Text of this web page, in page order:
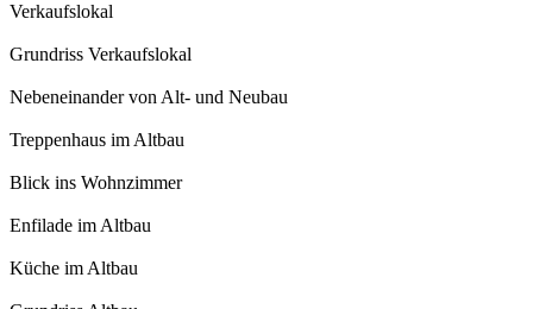
Verkaufslokal
Grundriss Verkaufslokal
Nebeneinander von Alt- und Neubau
Treppenhaus im Altbau
Blick ins Wohnzimmer
Enfilade im Altbau
Küche im Altbau